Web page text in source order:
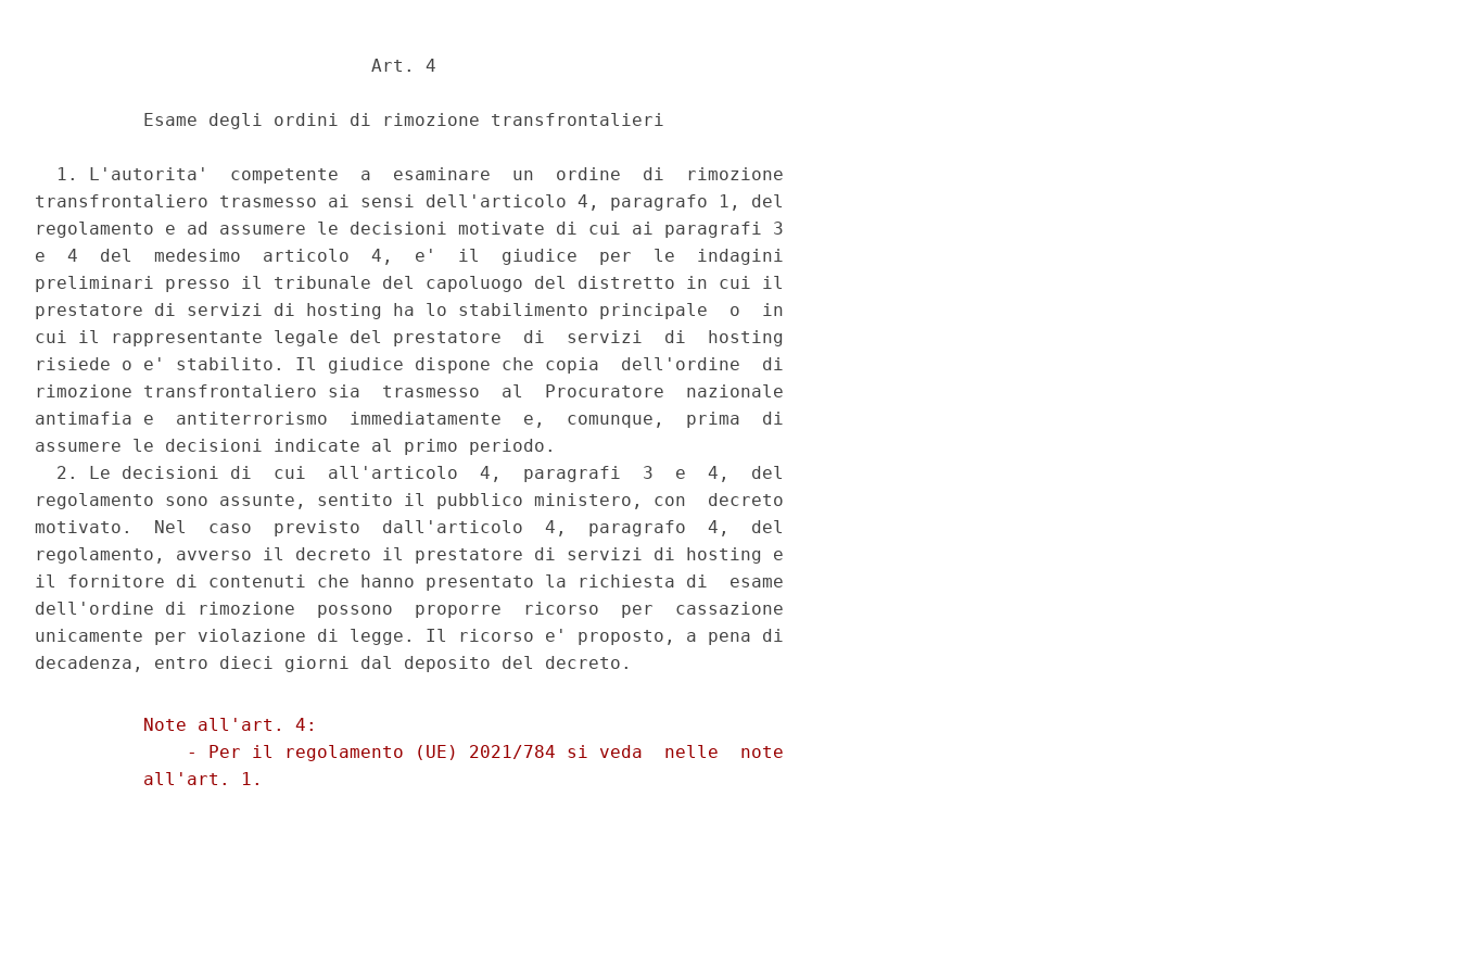
                               Art. 4
          Esame degli ordini di rimozione transfrontalieri
  1. L'autorita'  competente  a  esaminare  un  ordine  di  rimozione
transfrontaliero trasmesso ai sensi dell'articolo 4, paragrafo 1, del
regolamento e ad assumere le decisioni motivate di cui ai paragrafi 3
e  4  del  medesimo  articolo  4,  e'  il  giudice  per  le  indagini
preliminari presso il tribunale del capoluogo del distretto in cui il
prestatore di servizi di hosting ha lo stabilimento principale  o  in
cui il rappresentante legale del prestatore  di  servizi  di  hosting
risiede o e' stabilito. Il giudice dispone che copia  dell'ordine  di
rimozione transfrontaliero sia  trasmesso  al  Procuratore  nazionale
antimafia e  antiterrorismo  immediatamente  e,  comunque,  prima  di
assumere le decisioni indicate al primo periodo.
  2. Le decisioni di  cui  all'articolo  4,  paragrafi  3  e  4,  del
regolamento sono assunte, sentito il pubblico ministero, con  decreto
motivato.  Nel  caso  previsto  dall'articolo  4,  paragrafo  4,  del
regolamento, avverso il decreto il prestatore di servizi di hosting e
il fornitore di contenuti che hanno presentato la richiesta di  esame
dell'ordine di rimozione  possono  proporre  ricorso  per  cassazione
unicamente per violazione di legge. Il ricorso e' proposto, a pena di
          Note all'art. 4:
              - Per il regolamento (UE) 2021/784 si veda  nelle  note